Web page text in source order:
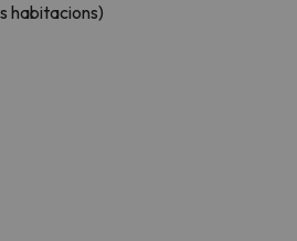
habitacions)